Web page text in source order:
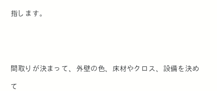
指します。
間取りが決まって、外壁の色、床材やクロス、設備を決め
て